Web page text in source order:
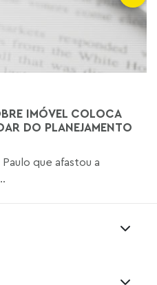
IMÓVEL COLOCA
DO PLANEJAMENTO
que afastou a